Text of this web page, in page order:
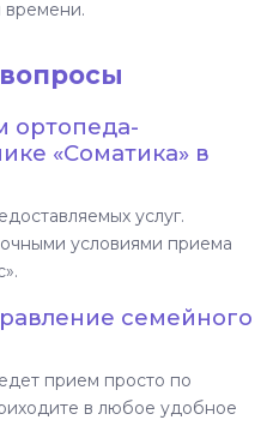
времени.
ортопеда-
«Соматика» в
услуг.
условиями приема
семейного
прием просто по
в любое удобное